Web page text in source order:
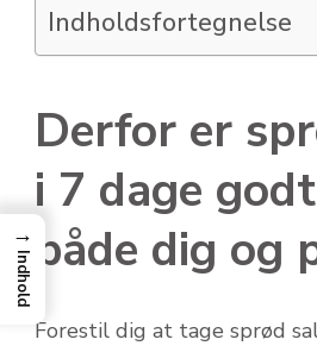
Indholdsfortegnelse
Derfor er
i 7 dage
både dig og
Forestil dig at tage sprød
→
Indhold